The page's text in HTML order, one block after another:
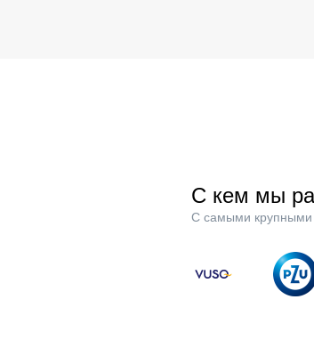
С кем мы
С самыми крупными